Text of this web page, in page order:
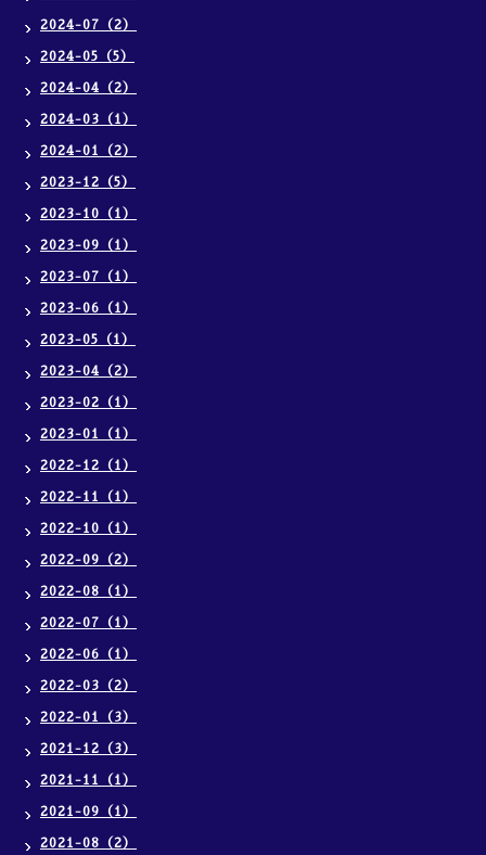
2024-07（2）
2024-05（5）
2024-04（2）
2024-03（1）
2024-01（2）
2023-12（5）
2023-10（1）
2023-09（1）
2023-07（1）
2023-06（1）
2023-05（1）
2023-04（2）
2023-02（1）
2023-01（1）
2022-12（1）
2022-11（1）
2022-10（1）
2022-09（2）
2022-08（1）
2022-07（1）
2022-06（1）
2022-03（2）
2022-01（3）
2021-12（3）
2021-11（1）
2021-09（1）
2021-08（2）